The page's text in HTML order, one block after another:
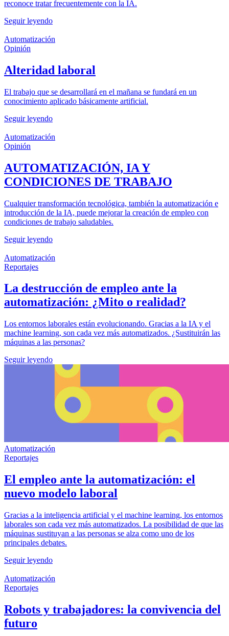
reconoce tratar frecuentemente con la IA.
Seguir leyendo
Automatización
Opinión
Alteridad laboral
El trabajo que se desarrollará en el mañana se fundará en un
conocimiento aplicado básicamente artificial.
Seguir leyendo
Automatización
Opinión
AUTOMATIZACIÓN, IA Y
CONDICIONES DE TRABAJO
Cualquier transformación tecnológica, también la automatización e
introducción de la IA, puede mejorar la creación de empleo con
condiciones de trabajo saludables.
Seguir leyendo
Automatización
Reportajes
La destrucción de empleo ante la
automatización: ¿Mito o realidad?
Los entornos laborales están evolucionando. Gracias a la IA y el
machine learning, son cada vez más automatizados. ¿Sustituirán las
máquinas a las personas?
Seguir leyendo
Automatización
Reportajes
El empleo ante la automatización: el
nuevo modelo laboral
Gracias a la inteligencia artificial y el machine learning, los entornos
laborales son cada vez más automatizados. La posibilidad de que las
máquinas sustituyan a las personas se alza como uno de los
principales debates.
Seguir leyendo
Automatización
Reportajes
Robots y trabajadores: la convivencia del
futuro